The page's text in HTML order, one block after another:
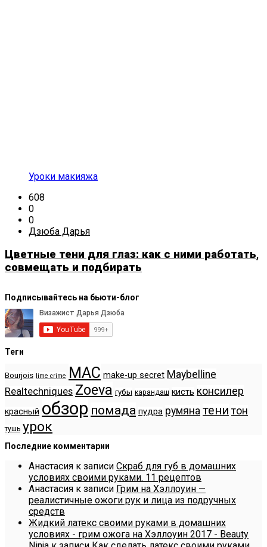
Уроки макияжа
608
0
0
Дзюба Дарья
Цветные тени для глаз: как с ними работать,
совмещать и подбирать
Подписывайтесь на бьюти-блог
Теги
Bourjois lime crime MAC make-up secret Maybelline
Realtechniques Zoeva губы карандаш кисть консилер
красный обзор помада пудра румяна тени тон
тушь урок
Последние комментарии
Анастасия к записи Скраб для губ в домашних
условиях своими руками. 11 рецептов
Анастасия к записи Грим на Хэллоуин —
реалистичные ожоги рук и лица из подручных
средств
Жидкий латекс своими руками в домашних
условиях - грим ожога на Хэллоуин 2017 - Beauty